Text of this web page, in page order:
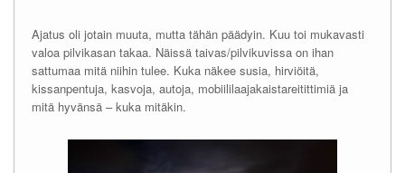
Ajatus oli jotain muuta, mutta tähän päädyin. Kuu toi mukavasti
valoa pilvikasan takaa. Näissä taivas/pilvikuvissa on ihan
sattumaa mitä niihin tulee. Kuka näkee susia, hirviöitä,
kissanpentuja, kasvoja, autoja, mobiililaajakaistareitittimiä ja
mitä hyvänsä – kuka mitäkin.